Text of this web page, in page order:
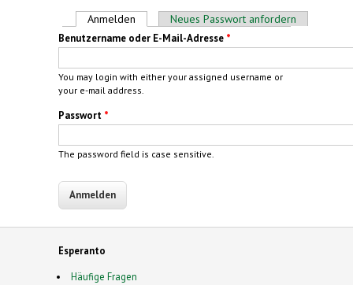
Haupt-Reiter
Anmelden (aktiver Reiter)
Neues Passwort anfordern
Benutzername oder E-Mail-Adresse *
You may login with either your assigned username or
your e-mail address.
Passwort *
The password field is case sensitive.
Esperanto
Häufige Fragen